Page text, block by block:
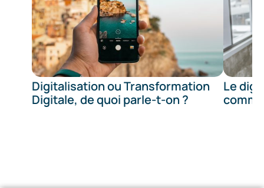
Digitalisation ou Transformation
Digitale, de quoi parle-t-on ?
Le